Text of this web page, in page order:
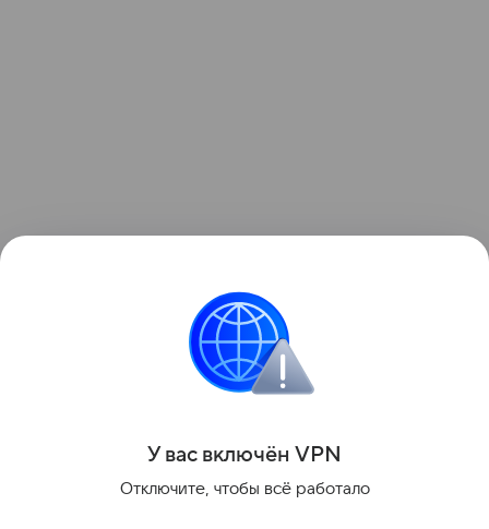
Поделиться
У вас включён VPN
Отключите, чтобы всё работало